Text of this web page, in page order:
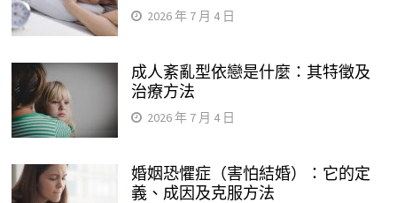
2026 年 7 月 4 日
成人紊亂型依戀是什麼：其特徵及
治療方法
2026 年 7 月 4 日
婚姻恐懼症（害怕結婚）：它的定
義、成因及克服方法